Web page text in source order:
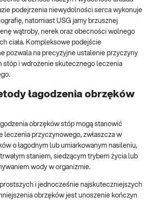
podejrzenia niewydolności serca wykonuje
natomiast USG jamy brzusznej
wątroby, nerek oraz obecności wolnego
ciała. Kompleksowe podejście
pozwala na precyzyjne ustalenie przyczyny
stóp i wdrożenie skutecznego leczenia
łagodzenia obrzęków
obrzęków stóp mogą stanowić
leczenia przyczynowego, zwłaszcza w
o łagodnym lub umiarkowanym nasileniu,
staniem, siedzącym trybem życia lub
wody w organizmie.
i jednocześnie najskuteczniejszych
obrzęków jest unoszenie kończyn